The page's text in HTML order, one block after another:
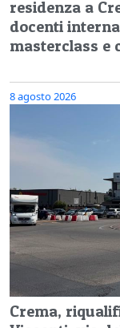
residenza a
docenti
masterclass e
8 agosto 2026
Crema,